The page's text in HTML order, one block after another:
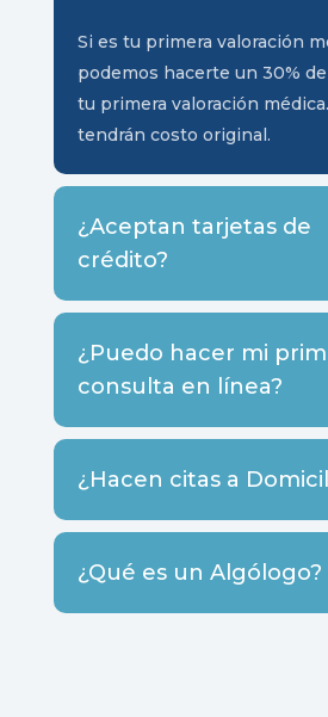
Si es tu primera valoración
podemos hacerte un 30%
tu primera valoración
tendrán costo original.
¿Aceptan tarjetas de
crédito?
¿Puedo hacer mi
consulta en línea?
¿Hacen citas a
¿Qué es un Algólogo?